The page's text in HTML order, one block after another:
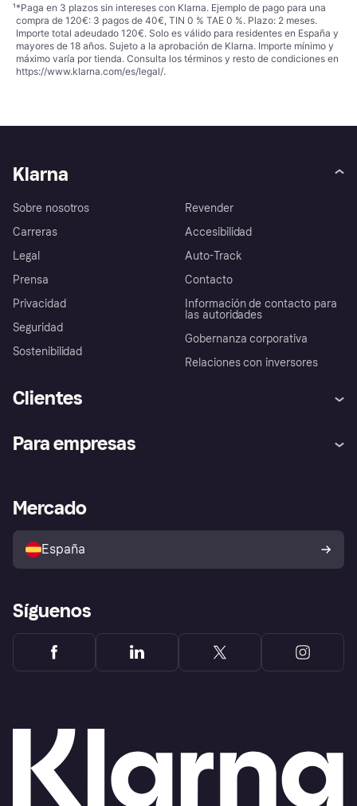
¹*Paga en 3 plazos sin intereses con Klarna. Ejemplo de pago para una
compra de 120€: 3 pagos de 40€, TIN 0 % TAE 0 %. Plazo: 2 meses.
Importe total adeudado 120€. Solo es válido para residentes en España y
mayores de 18 años. Sujeto a la aprobación de Klarna. Importe mínimo y
máximo varía por tienda. Consulta los términos y resto de condiciones en
https://www.klarna.com/es/legal/.
Klarna
Sobre nosotros
Carreras
Legal
Prensa
Privacidad
Seguridad
Sostenibilidad
Revender
Accesibilidad
Auto-Track
Contacto
Información de contacto para
las autoridades
Gobernanza corporativa
Relaciones con inversores
Clientes
Inicio de sesión
Directorio de tiendas
Política de protección al
comprador de Klarna
Reclamaciones
Para empresas
Acceso empresas
Mercado
España
Síguenos